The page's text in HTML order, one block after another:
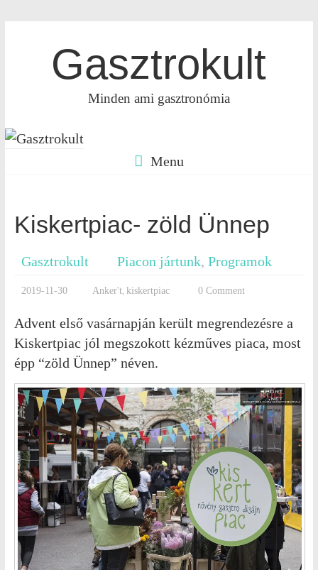
Gasztrokult
Minden ami gasztronómia
Menu
Kiskertpiac- zöld Ünnep
Gasztrokult Piacon jártunk, Programok
2019-11-30 Anker't, kiskertpiac 0 Comment
Advent első vasárnapján került megrendezésre a
Kiskertpiac jól megszokott kézműves piaca, most
épp “zöld Ünnep” néven.